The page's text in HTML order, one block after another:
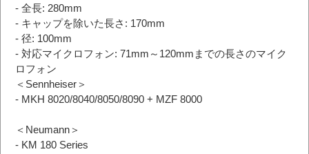
- 全長: 280mm
- キャップを除いた長さ: 170mm
- 径: 100mm
- 対応マイクロフォン: 71mm～120mmまでの長さのマイク
ロフォン
＜Sennheiser＞
- MKH 8020/8040/8050/8090 + MZF 8000
＜Neumann＞
- KM 180 Series